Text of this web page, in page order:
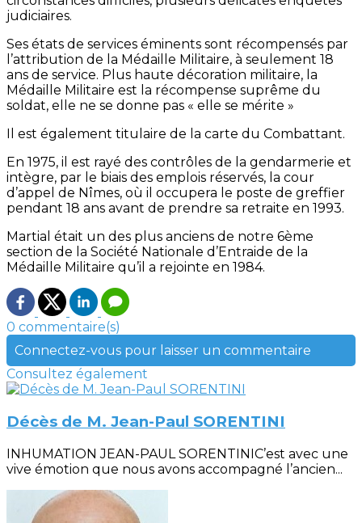
judiciaires.
Ses états de services éminents sont récompensés par
l’attribution de la Médaille Militaire, à seulement 18
ans de service. Plus haute décoration militaire, la
Médaille Militaire est la récompense suprême du
soldat, elle ne se donne pas « elle se mérite »
Il est également titulaire de la carte du Combattant.
En 1975, il est rayé des contrôles de la gendarmerie et
intègre, par le biais des emplois réservés, la cour
d’appel de Nîmes, où il occupera le poste de greffier
pendant 18 ans avant de prendre sa retraite en 1993.
Martial était un des plus anciens de notre 6ème
section de la Société Nationale d’Entraide de la
Médaille Militaire qu’il a rejointe en 1984.
0 commentaire(s)
Connectez-vous pour laisser un commentaire
Consultez également
Décès de M. Jean-Paul SORENTINI
INHUMATION JEAN-PAUL SORENTINIC’est avec une
vive émotion que nous avons accompagné l’ancien...